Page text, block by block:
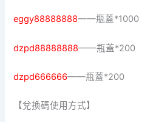
eggy88888888——瓶蓋*1000
dzpd88888888——瓶蓋*200
dzpd666666——瓶蓋*200
【兌換碼使用方式】